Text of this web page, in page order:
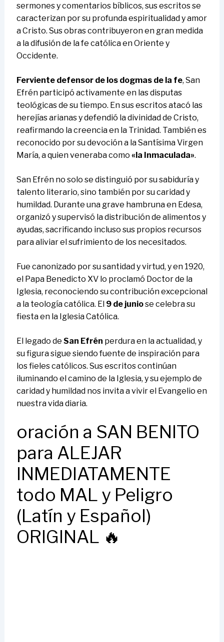
sermones y comentarios bíblicos, sus escritos se
caracterizan por su profunda espiritualidad y amor
a Cristo. Sus obras contribuyeron en gran medida
a la difusión de la fe católica en Oriente y
Occidente.
Ferviente defensor de los dogmas de la fe, San
Efrén participó activamente en las disputas
teológicas de su tiempo. En sus escritos atacó las
herejías arianas y defendió la divinidad de Cristo,
reafirmando la creencia en la Trinidad. También es
reconocido por su devoción a la Santísima Virgen
María, a quien veneraba como «la Inmaculada».
San Efrén no solo se distinguió por su sabiduría y
talento literario, sino también por su caridad y
humildad. Durante una grave hambruna en Edesa,
organizó y supervisó la distribución de alimentos y
ayudas, sacrificando incluso sus propios recursos
para aliviar el sufrimiento de los necesitados.
Fue canonizado por su santidad y virtud, y en 1920,
el Papa Benedicto XV lo proclamó Doctor de la
Iglesia, reconociendo su contribución excepcional
a la teología católica. El 9 de juniose celebra su
fiesta en la Iglesia Católica.
El legado de San Efrén perdura en la actualidad, y
su figura sigue siendo fuente de inspiración para
los fieles católicos. Sus escritos continúan
iluminando el camino de la Iglesia, y su ejemplo de
caridad y humildad nos invita a vivir el Evangelio en
nuestra vida diaria.
oración a SAN BENITO
para ALEJAR
INMEDIATAMENTE
todo MAL y Peligro
(Latín y Español)
ORIGINAL 🔥